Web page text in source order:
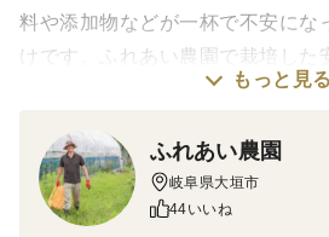
料や添加物などが一杯で不安にな
けです。ふれあい農園で栽培した
い、手作りで製造しました。
います。
原材料
もっと見る
ふれあい農園
岐阜県大垣市
44いいね